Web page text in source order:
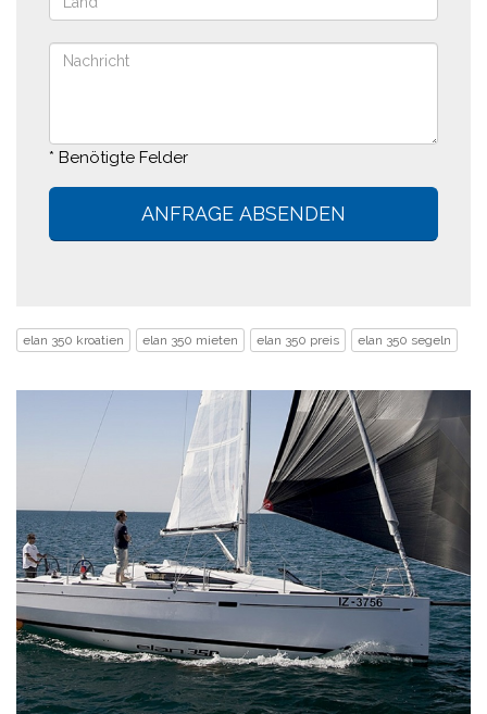
* Benötigte Felder
elan 350 kroatien elan 350 mieten elan 350 preis elan 350 segeln